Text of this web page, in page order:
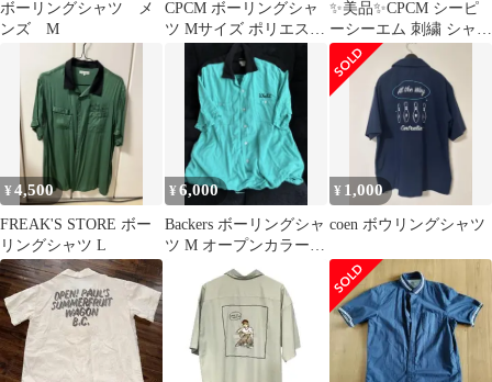
ボーリングシャツ メ
ンズ M
CPCM ボーリングシャ
ツ Mサイズ ポリエステ
✨美品✨CPCM シーピ
ーシーエム 刺繍 シャツ
ブラウス ボーリングシ
ャツ
¥4,500
FREAK'S STORE ボー
リングシャツ L
¥6,000
Backers ボーリングシャ
ツ M オープンカラー
ピザ 刺繍 人気
¥ 1,000
coen ボウリングシャツ